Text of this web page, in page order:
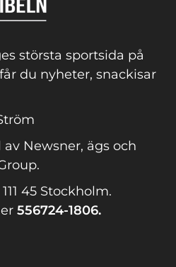
största sportsida på
du nyheter, snackisar
Newsner, ägs och
45 Stockholm.
556724-1806.